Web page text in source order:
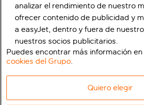
analizar el rendimiento de nuestro
ofrecer contenido de publicidad y
a easyJet, dentro y fuera de
nuestros socios publicitarios.
Puedes encontrar más información
cookies del Grupo.
Quiero elegir